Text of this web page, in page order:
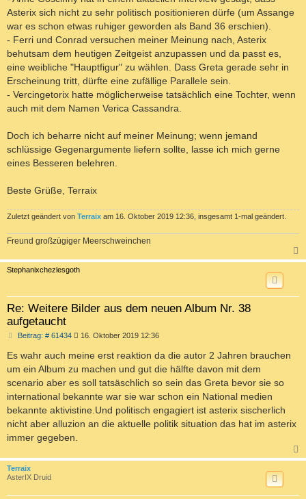
Asterix sich nicht zu sehr politisch positionieren dürfe (um Assange
war es schon etwas ruhiger geworden als Band 36 erschien).
- Ferri und Conrad versuchen meiner Meinung nach, Asterix
behutsam dem heutigen Zeitgeist anzupassen und da passt es,
eine weibliche "Hauptfigur" zu wählen. Dass Greta gerade sehr in
Erscheinung tritt, dürfte eine zufällige Parallele sein.
- Vercingetorix hatte möglicherweise tatsächlich eine Tochter, wenn
auch mit dem Namen Verica Cassandra.
Doch ich beharre nicht auf meiner Meinung; wenn jemand
schlüssige Gegenargumente liefern sollte, lasse ich mich gerne
eines Besseren belehren.
Beste Grüße, Terraix
Zuletzt geändert von Terraix am 16. Oktober 2019 12:36, insgesamt 1-mal geändert.
Freund großzügiger Meerschweinchen
a
Stephanixchezlesgoth
Re: Weitere Bilder aus dem neuen Album Nr. 38
aufgetaucht
Beitrag: # 61434B
i
r
g
16. Oktober 2019 12:36
Es wahr auch meine erst reaktion da die autor 2 Jahren brauchen
um ein Album zu machen und gut die hälfte davon mit dem
scenario aber es soll tatsäschlich so sein das Greta bevor sie so
international bekannte war sie war schon ein National medien
bekannte aktivistine.Und politisch engagiert ist asterix sischerlich
nicht aber alluzion an die aktuelle politik situation das hat im asterix
immer gegeben.
a
Terraix
AsterIX Druid